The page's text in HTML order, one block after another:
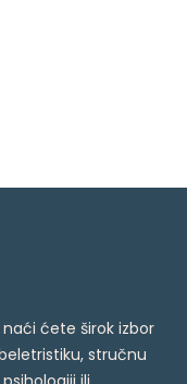
ćete širok izbor
stručnu